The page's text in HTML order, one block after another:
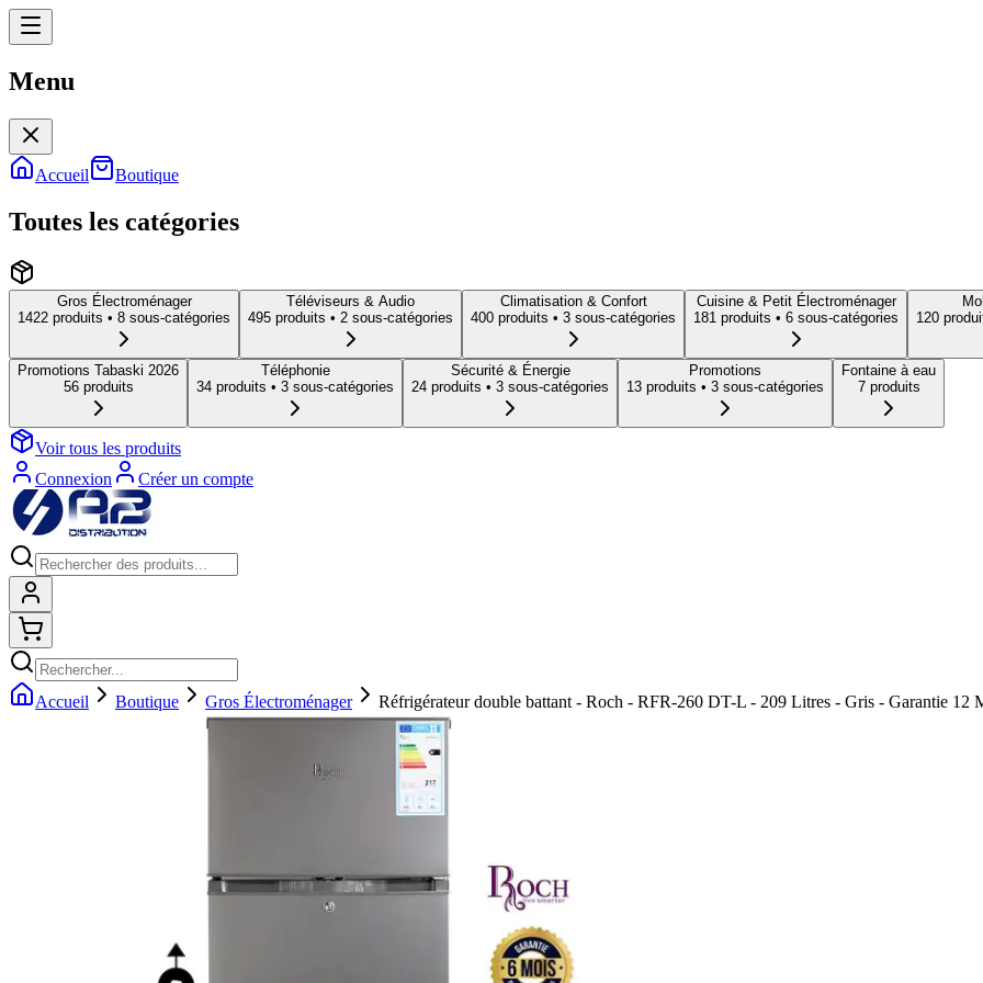
Menu
Accueil Boutique
Toutes les catégories
Gros Électroménager
1422 produits • 8 sous-catégories
Téléviseurs & Audio
495 produits • 2 sous-catégories
Climatisation & Confort
400 produits • 3 sous-catégories
Cuisine & Petit Électroménager
181 produits • 6 sous-catégories
120
Promotions Tabaski 2026
56produits
Téléphonie
34 produits • 3 sous-catégories
Sécurité & Énergie
24 produits • 3 sous-catégories
Promotions
13 produits • 3 sous-catégories
Fontaine à eau
7produits
Voir tous les produits
Connexion
Créer un compte
Accueil Boutique Gros Électroménager Réfrigérateur double battant - Roch - RFR-260 DT-L - 209 Litres - Gris - Garantie 12